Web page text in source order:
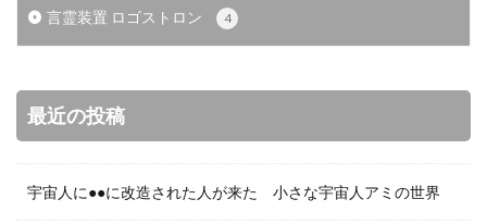
言霊装置 ロゴストロン 4
最近の投稿
宇宙人に●●に改造された人が来た 小さな宇宙人アミの世界